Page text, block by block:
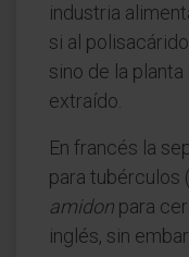
industria
si al
sino de la
extraído.
En francés la
para tubérculos (
amidon para
inglés, sin